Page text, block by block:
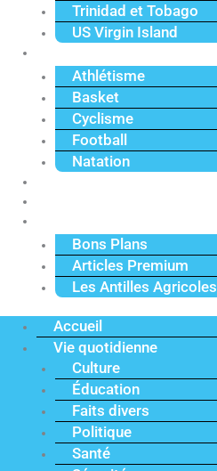
Trinidad et Tobago
US Virgin Island
Athlétisme
Basket
Cyclisme
Football
Natation
Bons Plans
Articles Premium
Les Antilles Agricoles
Accueil
Vie quotidienne
Culture
Éducation
Faits divers
Politique
Santé